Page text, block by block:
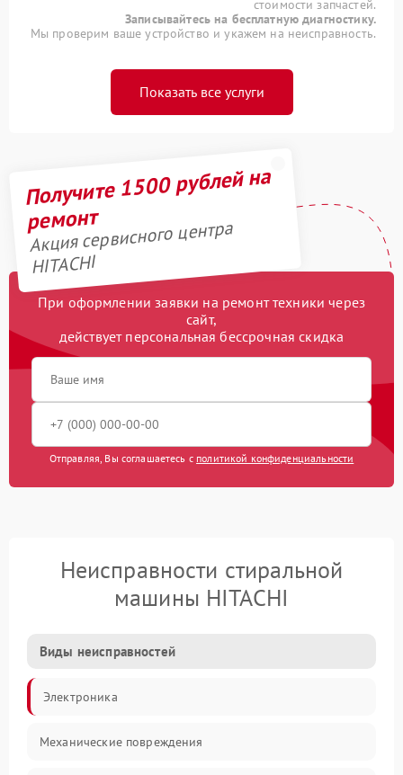
стоимости запчастей.
Записывайтесь на бесплатную диагностику.
Мы проверим ваше устройство и укажем на неисправность.
Показать все услуги
Получите 1500 рублей на
ремонт
Акция сервисного центра
HITACHI
При оформлении заявки на ремонт техники через
сайт,
действует персональная бессрочная скидка
Отправляя, Вы соглашаетесь с политикой конфиденциальности
Неисправности стиральной
машины HITACHI
Виды неисправностей
Электроника
Механические повреждения